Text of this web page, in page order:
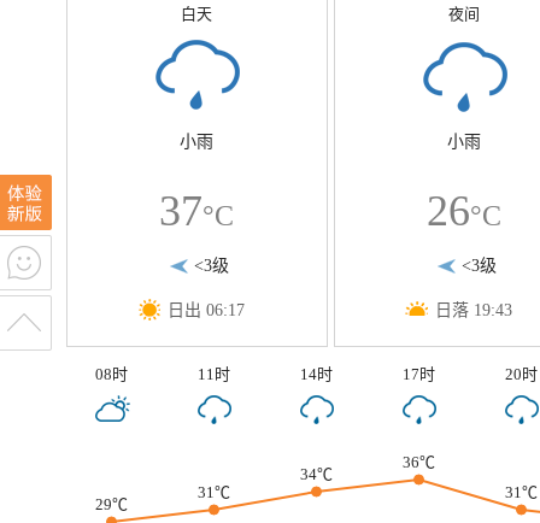
白天
小雨
37°C
<3级
日出 06:17
夜间
小雨
26°C
<3级
日落 19:43
08时 11时 14时 17时 20时
29℃
31℃
34℃
36℃
31℃